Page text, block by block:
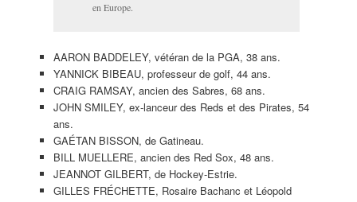
en Europe.
AARON BADDELEY, vétéran de la PGA, 38 ans.
YANNICK BIBEAU, professeur de golf, 44 ans.
CRAIG RAMSAY, ancien des Sabres, 68 ans.
JOHN SMILEY, ex-lanceur des Reds et des Pirates, 54
ans.
GAÉTAN BISSON, de Gatineau.
BILL MUELLERE, ancien des Red Sox, 48 ans.
JEANNOT GILBERT, de Hockey-Estrie.
GILLES FRÉCHETTE, Rosaire Bachanc et Léopold